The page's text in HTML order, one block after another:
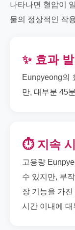
나타나면 혈압이
물의 정상적인 작
✨ 효과
Eunpyeong의
만, 대부분 45
⏱️ 지속
고용량
수 있지만, 부
장 기능을 가
시간 이내에